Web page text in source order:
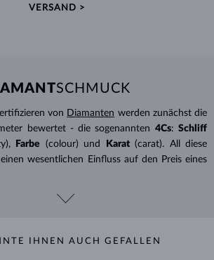
VERSAND >
SCHMUCK
von Diamanten werden zunächst die
bewertet - die sogenannten 4Cs: Schliff
Farbe (colour) und Karat (carat). All diese
wesentlichen Einfluss auf den Preis eines
IHNEN AUCH GEFALLEN